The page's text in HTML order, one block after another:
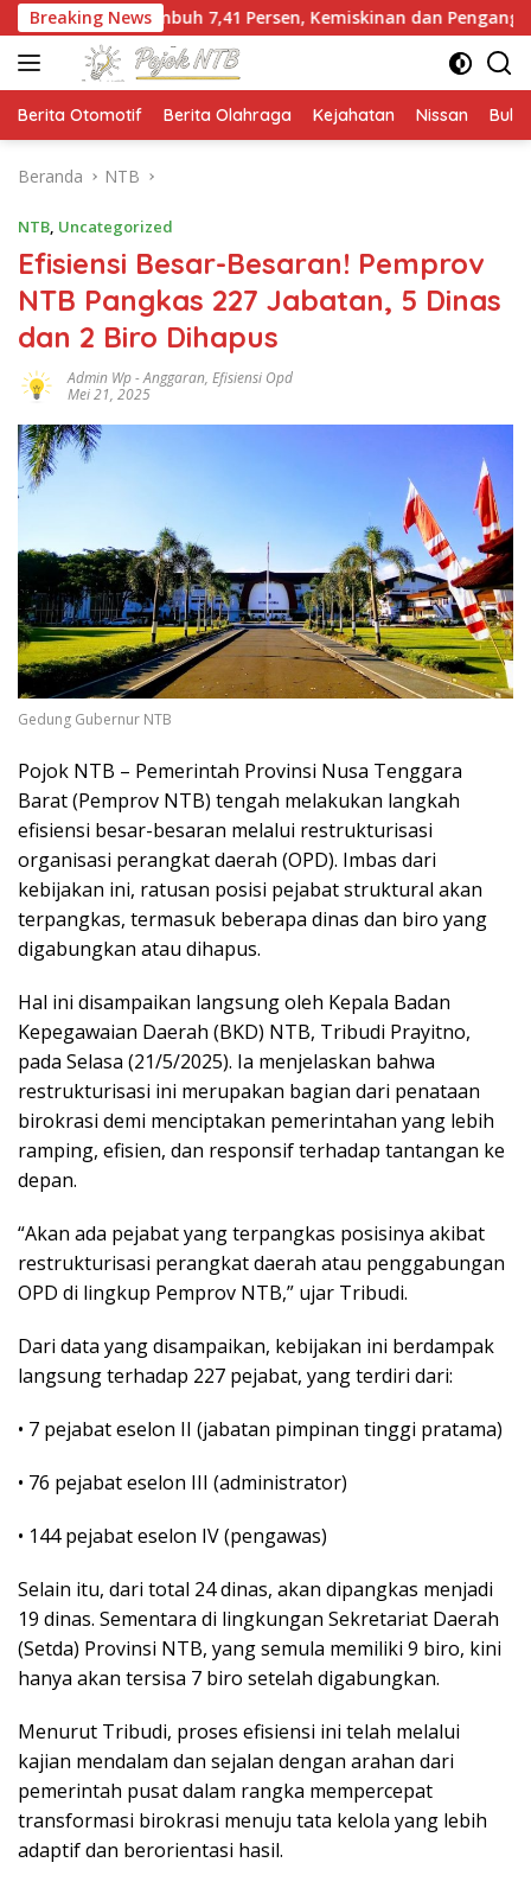
Langsung
ke
konten
Breaking News
7,41 Persen, Kemiskinan dan Pengangguran Turun
Berita Otomotif Berita Olahraga Kejahatan Nissan
Beranda NTB
NTB, Uncategorized
Efisiensi Besar-Besaran! Pemprov
NTB Pangkas 227 Jabatan, 5 Dinas
dan 2 Biro Dihapus
Admin Wp-Anggaran, Efisiensi Opd
Mei 21, 2025
Gedung Gubernur NTB
Pojok NTB – Pemerintah Provinsi Nusa Tenggara
Barat (Pemprov NTB) tengah melakukan langkah
efisiensi besar-besaran melalui restrukturisasi
organisasi perangkat daerah (OPD). Imbas dari
kebijakan ini, ratusan posisi pejabat struktural akan
terpangkas, termasuk beberapa dinas dan biro yang
digabungkan atau dihapus.
Hal ini disampaikan langsung oleh Kepala Badan
Kepegawaian Daerah (BKD) NTB, Tribudi Prayitno,
pada Selasa (21/5/2025). Ia menjelaskan bahwa
restrukturisasi ini merupakan bagian dari penataan
birokrasi demi menciptakan pemerintahan yang lebih
ramping, efisien, dan responsif terhadap tantangan ke
depan.
“Akan ada pejabat yang terpangkas posisinya akibat
restrukturisasi perangkat daerah atau penggabungan
OPD di lingkup Pemprov NTB,” ujar Tribudi.
Dari data yang disampaikan, kebijakan ini berdampak
langsung terhadap 227 pejabat, yang terdiri dari:
• 7 pejabat eselon II (jabatan pimpinan tinggi pratama)
• 76 pejabat eselon III (administrator)
• 144 pejabat eselon IV (pengawas)
Selain itu, dari total 24 dinas, akan dipangkas menjadi
19 dinas. Sementara di lingkungan Sekretariat Daerah
(Setda) Provinsi NTB, yang semula memiliki 9 biro, kini
hanya akan tersisa 7 biro setelah digabungkan.
Menurut Tribudi, proses efisiensi ini telah melalui
kajian mendalam dan sejalan dengan arahan dari
pemerintah pusat dalam rangka mempercepat
transformasi birokrasi menuju tata kelola yang lebih
adaptif dan berorientasi hasil.